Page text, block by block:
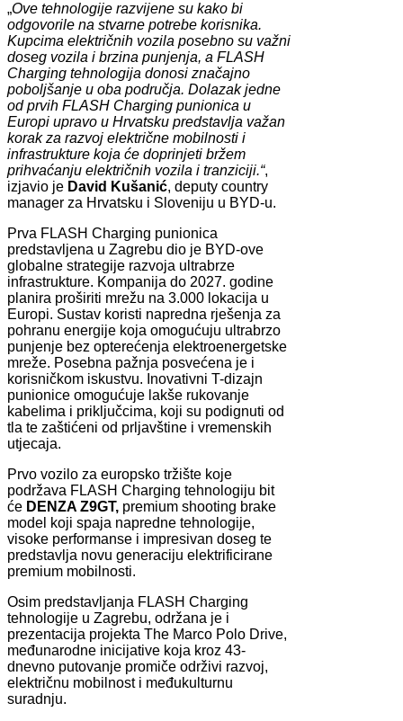
„Ove tehnologije razvijene su kako bi
odgovorile na stvarne potrebe korisnika.
Kupcima električnih vozila posebno su važni
doseg vozila i brzina punjenja, a FLASH
Charging tehnologija donosi značajno
poboljšanje u oba područja. Dolazak jedne
od prvih FLASH Charging punionica u
Europi upravo u Hrvatsku predstavlja važan
korak za razvoj električne mobilnosti i
infrastrukture koja će doprinjeti bržem
prihvaćanju električnih vozila i tranziciji.“,
izjavio je David Kušanić, deputy country
manager za Hrvatsku i Sloveniju u BYD-u.
Prva FLASH Charging punionica
predstavljena u Zagrebu dio je BYD-ove
globalne strategije razvoja ultrabrze
infrastrukture. Kompanija do 2027. godine
planira proširiti mrežu na 3.000 lokacija u
Europi. Sustav koristi napredna rješenja za
pohranu energije koja omogućuju ultrabrzo
punjenje bez opterećenja elektroenergetske
mreže. Posebna pažnja posvećena je i
korisničkom iskustvu. Inovativni T-dizajn
punionice omogućuje lakše rukovanje
kabelima i priključcima, koji su podignuti od
tla te zaštićeni od prljavštine i vremenskih
utjecaja.
Prvo vozilo za europsko tržište koje
podržava FLASH Charging tehnologiju bit
će DENZA Z9GT, premium shooting brake
model koji spaja napredne tehnologije,
visoke performanse i impresivan doseg te
predstavlja novu generaciju elektrificirane
premium mobilnosti.
Osim predstavljanja FLASH Charging
tehnologije u Zagrebu, održana je i
prezentacija projekta The Marco Polo Drive,
međunarodne inicijative koja kroz 43-
dnevno putovanje promiče održivi razvoj,
električnu mobilnost i međukulturnu
suradnju.